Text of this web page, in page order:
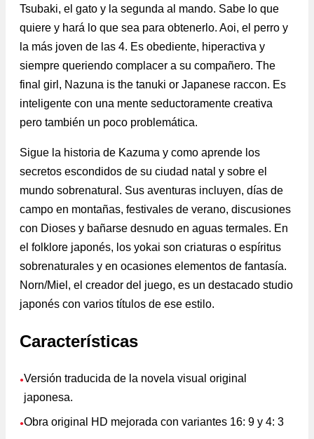
Tsubaki, el gato y la segunda al mando. Sabe lo que
quiere y hará lo que sea para obtenerlo. Aoi, el perro y
la más joven de las 4. Es obediente, hiperactiva y
siempre queriendo complacer a su compañero. The
final girl, Nazuna is the tanuki or Japanese raccon. Es
inteligente con una mente seductoramente creativa
pero también un poco problemática.
Sigue la historia de Kazuma y como aprende los
secretos escondidos de su ciudad natal y sobre el
mundo sobrenatural. Sus aventuras incluyen, días de
campo en montañas, festivales de verano, discusiones
con Dioses y bañarse desnudo en aguas termales. En
el folklore japonés, los yokai son criaturas o espíritus
sobrenaturales y en ocasiones elementos de fantasía.
Norn/Miel, el creador del juego, es un destacado studio
japonés con varios títulos de ese estilo.
Características
●Versión traducida de la novela visual original
japonesa.
●Obra original HD mejorada con variantes 16: 9 y 4: 3